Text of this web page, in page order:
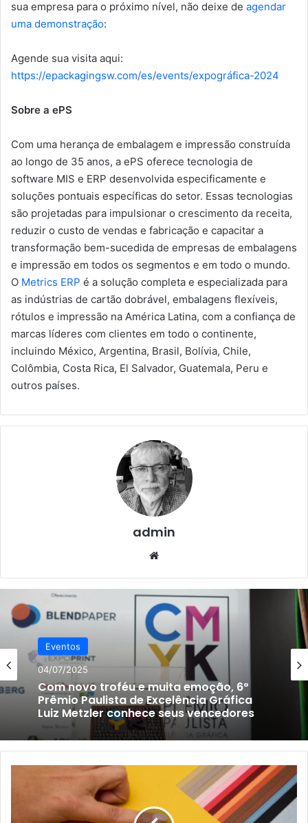
sua empresa para o próximo nível, não deixe de agendar
uma demonstração:
Agende sua visita aqui:
https://epackagingsw.com/es/events/expográfica-2024
Sobre a ePS
Com uma herança de embalagem e impressão construída
ao longo de 35 anos, a ePS oferece tecnologia de
software MIS e ERP desenvolvida especificamente e
soluções pontuais específicas do setor. Essas tecnologias
são projetadas para impulsionar o crescimento da receita,
reduzir o custo de vendas e fabricação e capacitar a
transformação bem-sucedida de empresas de embalagens
e impressão em todos os segmentos e em todo o mundo.
O Metrics ERP é a solução completa e especializada para
as indústrias de cartão dobrável, embalagens flexíveis,
rótulos e impressão na América Latina, com a confiança de
marcas líderes com clientes em todo o continente,
incluindo México, Argentina, Brasil, Bolívia, Chile,
Colômbia, Costa Rica, El Salvador, Guatemala, Peru e
outros países.
admin
Eventos
04/07/2025
Com novo troféu e muita emoção, 6º
Prêmio Paulista de Excelência Gráfica
Luiz Metzler conhece seus vencedores
DIMENSIONS: